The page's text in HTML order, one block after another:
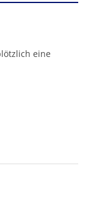
eine